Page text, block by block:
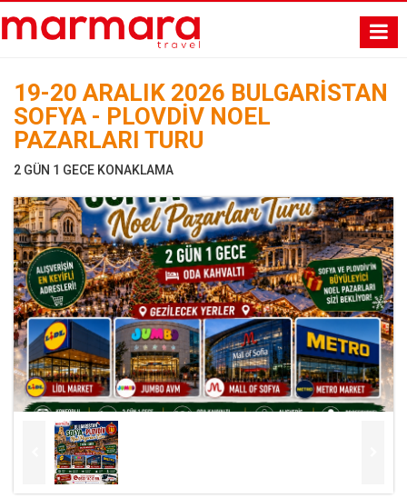
19-20 ARALIK 2026 BULGARİSTAN
SOFYA - PLOVDİV NOEL
PAZARLARI TURU
2 GÜN 1 GECE KONAKLAMA